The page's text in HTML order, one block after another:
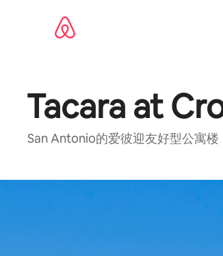
Tacara at
San Antonio的爱彼迎友好型公寓